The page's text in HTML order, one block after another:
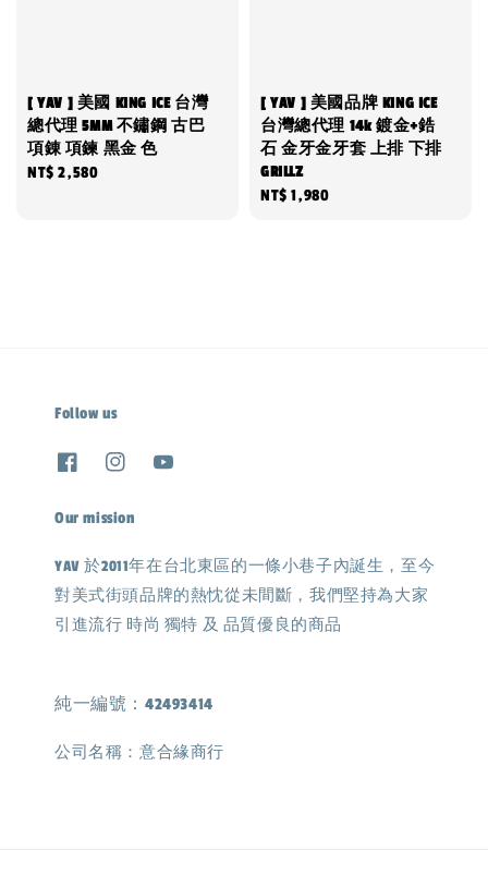
[ YAV ] 美國 KING ICE 台灣
總代理 5MM 不鏽鋼 古巴
項錬 項鍊 黑金 色
Regular
NT$ 2,580
[ YAV ] 美國品牌 KING ICE
台灣總代理 14k 鍍金+鋯
石 金牙金牙套 上排 下排
GRILLZ
Regular
NT$ 1,980
Follow us
Our mission
YAV 於2011年在台北東區的一條小巷子內誕生，至今
對美式街頭品牌的熱忱從未間斷，我們堅持為大家
引進流行 時尚 獨特 及 品質優良的商品
純一編號：42493414
公司名稱：意合緣商行